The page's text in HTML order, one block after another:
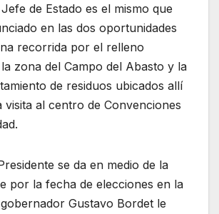
de Estado es el mismo que
en las dos oportunidades
recorrida por el relleno
zona del Campo del Abasto y la
de residuos ubicados allí
visita al centro de Convenciones
se da en medio de la
por la fecha de elecciones en la
Gustavo Bordet le